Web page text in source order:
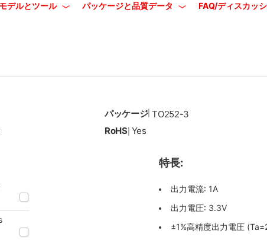
モデルとツール パッケージと品質データ FAQ/ディスカッ
パッケージ|TO252-3
RoHS| Yes
特長:
出力電流: 1A
出力電圧: 3.3V
±1%高精度出力電圧